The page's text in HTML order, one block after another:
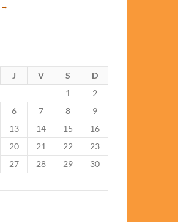
→
J V S
D
1
2
6 7 8
9
13 14 15
16
20 21 22
23
27 28 29
30